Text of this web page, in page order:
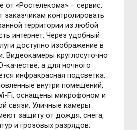
от «Ростелекома» –сервис,
заказчикам контролировать
территории из любой
интернет. Через удобный
доступно изображение в
Видеокамеры круглосуточно
качестве, а для ночного
инфракрасная подсветка.
внутри помещений,
Fi, оснащены микрофоном и
связи. Уличные камеры
защиту от дождя, снега,
и грозовых разрядов.